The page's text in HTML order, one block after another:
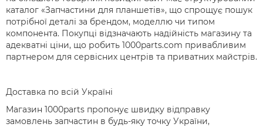
каталог «Запчастини для планшетів», що спрощує пошук
потрібної деталі за брендом, моделлю чи типом
компонента. Покупці відзначають надійність магазину та
адекватні ціни, що робить 1000parts.com привабливим
партнером для сервісних центрів та приватних майстрів.
Доставка по всій Україні
Магазин 1000parts пропонує швидку відправку
замовлень запчастин в будь-яку точку України,